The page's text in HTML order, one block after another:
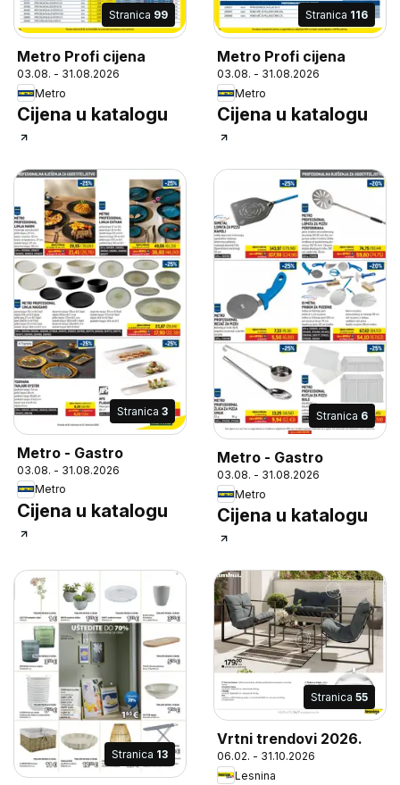
Stranica 99
Metro Profi cijena
03.08. - 31.08.2026
Metro
Cijena u katalogu
Stranica 116
Metro Profi cijena
03.08. - 31.08.2026
Metro
Cijena u katalogu
Stranica 3
Metro - Gastro
03.08. - 31.08.2026
Metro
Cijena u katalogu
Stranica 6
Metro - Gastro
03.08. - 31.08.2026
Metro
Cijena u katalogu
Stranica 13
Stranica 55
Vrtni trendovi 2026.
06.02. - 31.10.2026
Lesnina